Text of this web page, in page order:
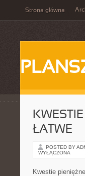
Strona główna
ŁATWE
POSTED BY
WYŁĄCZONA
Kwestie